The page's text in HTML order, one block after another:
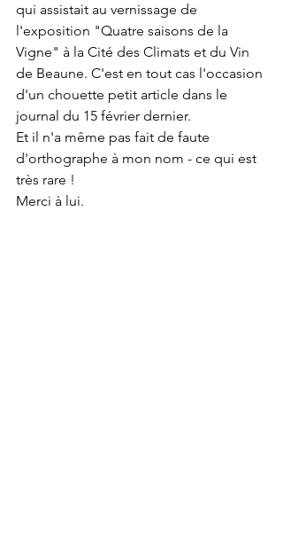
qui assistait au vernissage de
l'exposition "Quatre saisons de la
Vigne" à la Cité des Climats et du Vin
de Beaune. C'est en tout cas l'occasion
d'un chouette petit article dans le
journal du 15 février dernier.
Et il n'a même pas fait de faute
d'orthographe à mon nom - ce qui est
très rare !
Merci à lui.